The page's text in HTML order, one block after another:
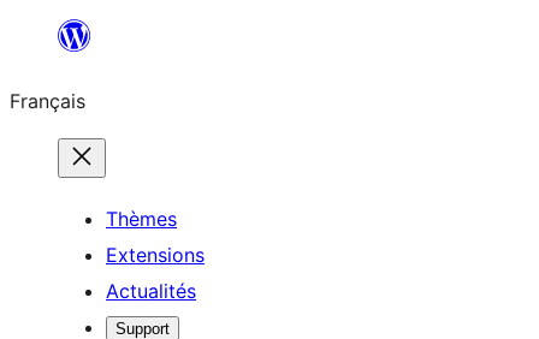
contenu
Français
Thèmes
Extensions
Actualités
Support